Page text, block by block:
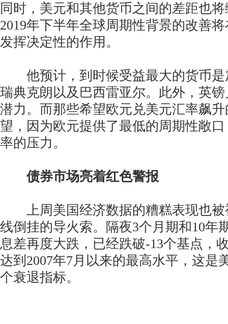
同时，美元和其他货币之间的差距也
2019年下半年全球周期性背景的改善
发挥决定性的作用。
他预计，到时候受益最大的货币是
瑞典克朗以及巴西雷亚尔。此外，英
潜力。而那些希望欧元兑美元汇率飙
望，因为欧元提供了最低的周期性敞
率的压力。
债券市场亮着红色警报
上周美国经济数据的糟糕表现也被
线倒挂的导火索。隔夜3个月期和10年
息差再度大跌，已经跌破-13个基点，
达到2007年7月以来的最高水平，这是
个衰退指标。